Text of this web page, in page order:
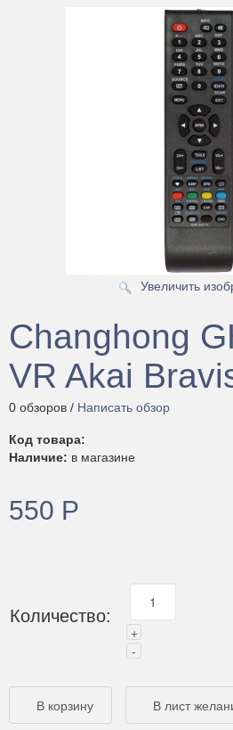
Усиление сотовой связи и 4G
Увеличить
Changhong
VR Akai
0 обзоров / Написать обзор
Код товара:
Наличие: в магазине
550 Р
Количество: